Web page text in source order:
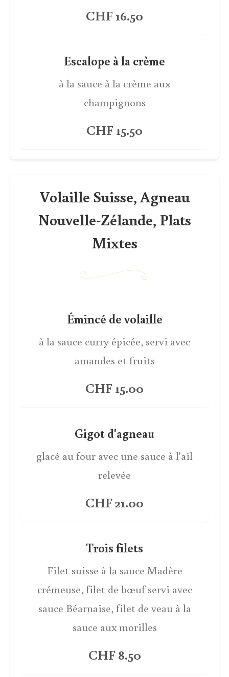
CHF 16.50
Escalope à la crème
à la sauce à la crème aux
champignons
CHF 15.50
Volaille Suisse, Agneau
Nouvelle-Zélande, Plats
Mixtes
Émincé de volaille
à la sauce curry épicée, servi avec
amandes et fruits
CHF 15.00
Gigot d'agneau
glacé au four avec une sauce à l'ail
relevée
CHF 21.00
Trois filets
Filet suisse à la sauce Madère
crémeuse, filet de bœuf servi avec
sauce Béarnaise, filet de veau à la
sauce aux morilles
CHF 8.50